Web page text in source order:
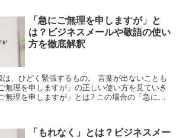
「急にご無理を申しますが」と
は？ビジネスメールや敬語の使い
方を徹底解釈
、ひどく緊張するもの。 言葉が出ないことも
無理を申しますが」の正しい使い方を見ていき
無理を申しますが」とは? この場合の「急に」
「もれなく」とは？ビジネスメー